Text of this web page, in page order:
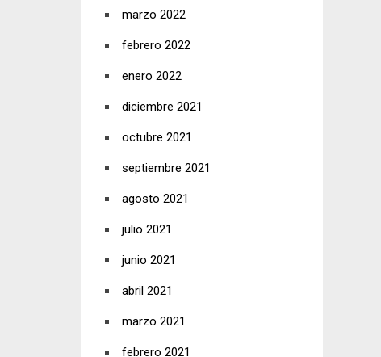
marzo 2022
febrero 2022
enero 2022
diciembre 2021
octubre 2021
septiembre 2021
agosto 2021
julio 2021
junio 2021
abril 2021
marzo 2021
febrero 2021